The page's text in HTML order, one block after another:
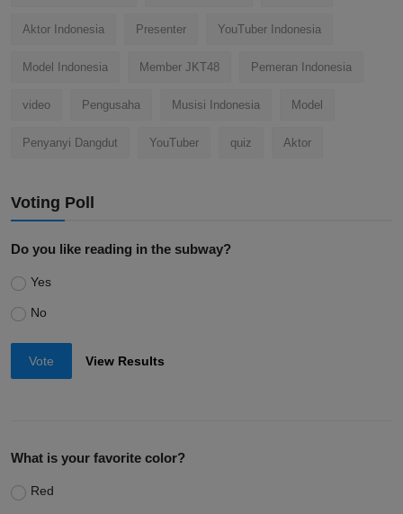
Aktor Indonesia Presenter YouTuber Indonesia
Model Indonesia Member JKT48 Pemeran Indonesia
video Pengusaha Musisi Indonesia Model
Penyanyi Dangdut YouTuber quiz Aktor
Voting Poll
Do you like reading in the subway?
Yes
No
Vote View Results
What is your favorite color?
Red